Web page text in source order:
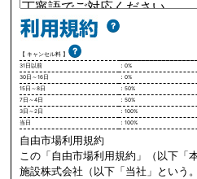
【 キャンセル料 】
31日以前
：0%
30日～16日
：0%
15日～8日
：50%
7日～4日
：50%
3日～2日
：100%
当日
：100%
自由市場利用規約
この「自由市場利用規約」（以下「
施設株式会社（以下「当社」という